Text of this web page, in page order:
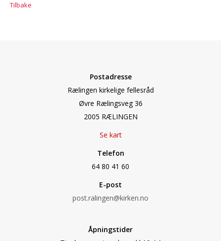
Tilbake
Postadresse
Rælingen kirkelige fellesråd
Øvre Rælingsveg 36
2005 RÆLINGEN
Se kart
Telefon
64 80 41 60
E-post
post.ralingen@kirken.no
Åpningstider